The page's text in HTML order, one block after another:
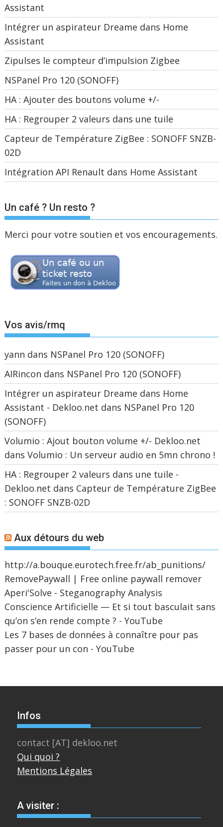
Assistant
Intégrer un aspirateur Dreame dans Home
Assistant
Zipulses le compteur d’impulsion Zigbee
NSPanel Pro 120 (SONOFF)
HA : Ajouter des boutons volume +/-
HA : Regrouper 2 valeurs dans une tuile
Capteur de Température ZigBee : SONOFF SNZB-
02D
Intégration API Renault dans Home Assistant
Un café ? Un resto ?
Merci pour votre soutien et vos encouragements.
Vos avis/rmq
yann dans NSPanel Pro 120 (SONOFF)
AIRincon dans NSPanel Pro 120 (SONOFF)
Intégrer un aspirateur Dreame dans Home
Assistant - Dekloo.net dans NSPanel Pro 120
(SONOFF)
Volumio : Ajout bouton volume +/- Dekloo.net
dansVolumio : Un serveur audio en 5mn chrono !
HA : Regrouper 2 valeurs dans une tuile -
Dekloo.net dans Capteur de Température ZigBee
: SONOFF SNZB-02D
Aux détours du web
http://a.bouque.eurotech.free.fr/ab_punitions/
RemovePaywall | Free online paywall remover
Aperi'Solve - Steganography Analysis
Conscience Artificielle — Et si tout basculait sans
qu’on s’en rende compte ? - YouTube
Les 7 bases de données à connaître pour pas
passer pour un con - YouTube
Infos
contact [AT] dekloo.net
Qui quoi ?
Mentions Légales
A visiter :